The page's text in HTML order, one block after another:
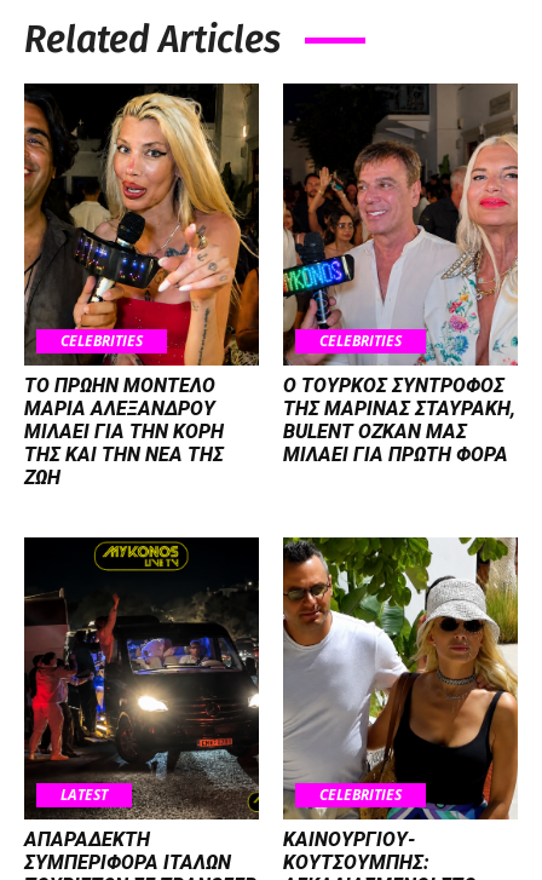
Related Articles
CELEBRITIES
ΤΟ ΠΡΩΗΝ ΜΟΝΤΕΛΟ
ΜΑΡΙΑ ΑΛΕΞΑΝΔΡΟΥ
ΜΙΛΑΕΙ ΓΙΑ ΤΗΝ ΚΟΡΗ
ΤΗΣ ΚΑΙ ΤΗΝ ΝΕΑ ΤΗΣ
ΖΩΗ
CELEBRITIES
Ο ΤΟΥΡΚΟΣ ΣΥΝΤΡΟΦΟΣ
ΤΗΣ ΜΑΡΙΝΑΣ ΣΤΑΥΡΑΚΗ,
BULENT OZKAN ΜΑΣ
ΜΙΛΑΕΙ ΓΙΑ ΠΡΩΤΗ ΦΟΡΑ
LATEST
ΑΠΑΡΑΔΕΚΤΗ
ΣΥΜΠΕΡΙΦΟΡΑ ΙΤΑΛΩΝ
CELEBRITIES
ΚΑΙΝΟΥΡΓΙΟΥ-
ΚΟΥΤΣΟΥΜΠΗΣ: